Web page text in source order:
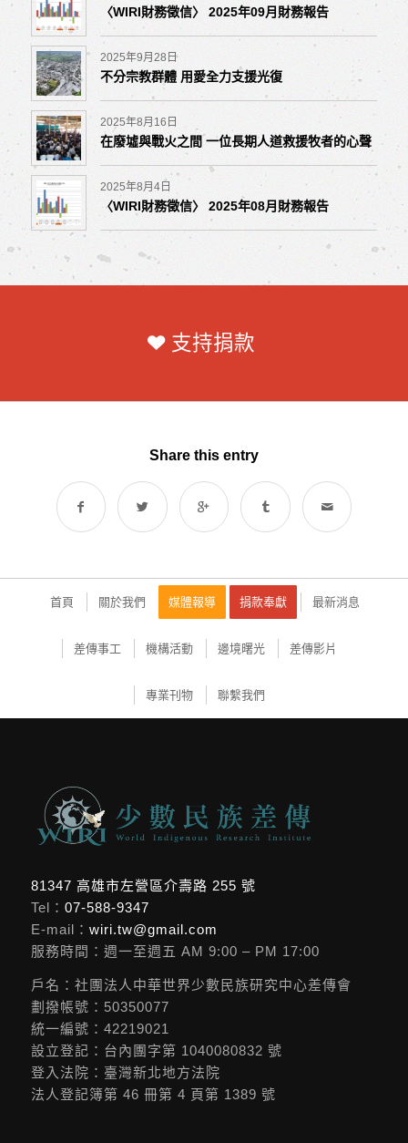
〈WIRI財務徵信〉 2025年09月財務報告
2025年9月28日
不分宗教群體 用愛全力支援光復
2025年8月16日
在廢墟與戰火之間 一位長期人道救援牧者的心聲
2025年8月4日
〈WIRI財務徵信〉 2025年08月財務報告
支持捐款
Share this entry
首頁 關於我們 媒體報導 捐款奉獻 最新消息
差傳事工 機構活動 邊境曙光 差傳影片
專業刊物 聯繫我們
81347 高雄市左營區介壽路 255 號
Tel： 07-588-9347
E-mail： wiri.tw@gmail.com
服務時間：週一至週五 AM 9:00 – PM 17:00
戶名：社團法人中華世界少數民族研究中心差傳會
劃撥帳號：50350077
統一編號：42219021
設立登記：台內團字第 1040080832 號
登入法院：臺灣新北地方法院
法人登記簿第 46 冊第 4 頁第 1389 號